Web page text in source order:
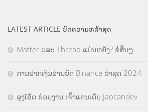
LATEST ARTICLE ບົດຄວາມຫລ້າສຸດ
Matter ແລະ Thread ແມ່ນຫຍັງ? ຂໍສັ້ນໆ
ການຝາກເງິນຜ່ານບັດ Binance ລ່າສຸດ 2024
ລຸງໂອ້ດ ຮ່ວມງານ ເຈົ້າແຄນເດັບ Jaocandev